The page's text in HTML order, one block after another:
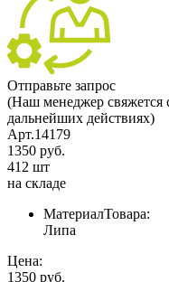
Отправьте запрос
(Наш менеджер свяжется
дальнейших действиях)
Арт.14179
1350 руб.
412 шт
на складе
МатериалТовара:
Липа
Цена:
1350 руб.